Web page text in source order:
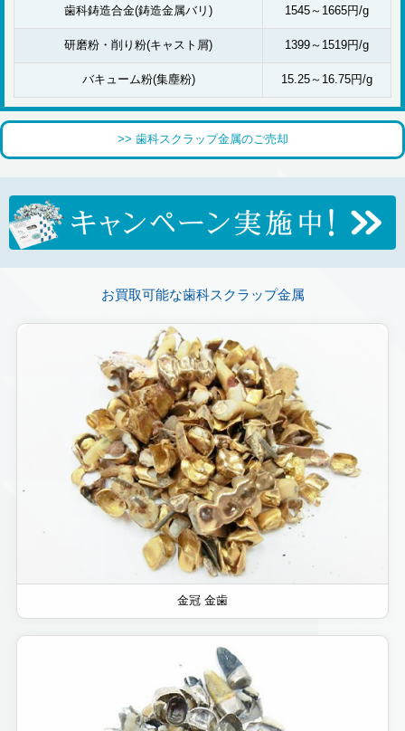
歯科鋳造合金(鋳造金属バリ) 1545～1665円/g
研磨粉・削り粉(キャスト屑) 1399～1519円/g
バキューム粉(集塵粉) 15.25～16.75円/g
>> 歯科スクラップ金属のご売却
お買取可能な歯科スクラップ金属
金冠 金歯